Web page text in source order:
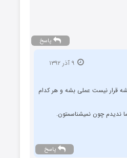
پاسخ
نیست عملی بشه و هر کدام
چون نمیشناسمتون.
پاسخ